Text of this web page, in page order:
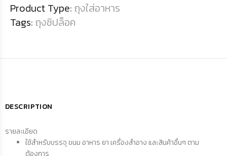
Product Type: ถุงใส่อาหาร
Tags: ถุงซิปล็อค
DESCRIPTION
รายละเอียด
ใช้สำหรับบรรจุ ขนม อาหาร ยา เครื่องสำอาง และสินค้าอื่นๆ ตาม
ต้องการ